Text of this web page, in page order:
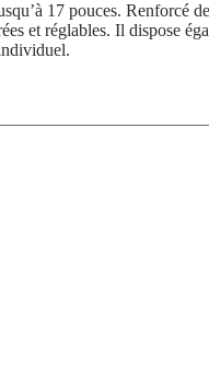
17 pouces. Renforcé
et réglables. Il dispose